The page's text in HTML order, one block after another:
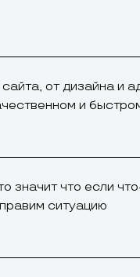
от дизайна и
и
значит что если
ситуацию